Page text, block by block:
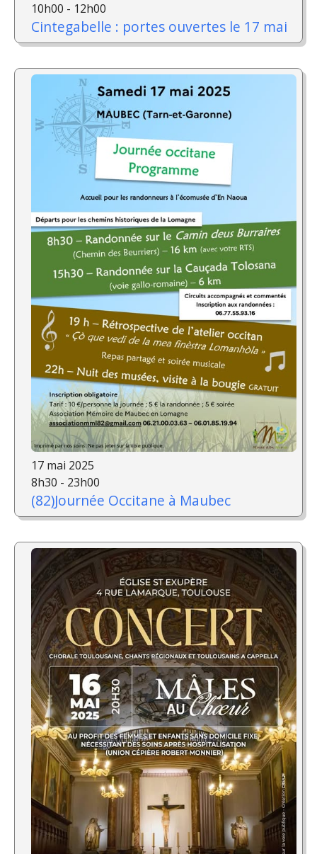
10h00 - 12h00
Cintegabelle : portes ouvertes le 17 mai
17 mai 2025
8h30 - 23h00
(82)Journée Occitane à Maubec